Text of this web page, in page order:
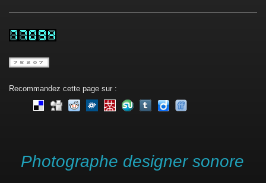
Recommandez cette page sur :
Photographe designer sonore